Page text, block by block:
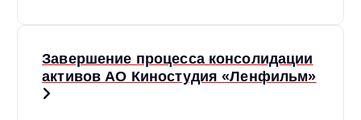
Завершение процесса консолидации
активов АО Киностудия «Ленфильм»